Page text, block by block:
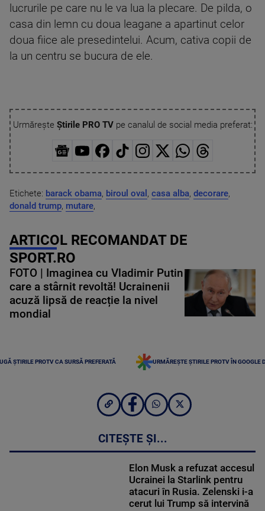
lucrurile pe care nu le va lua la plecare. De pilda, o
casa din lemn cu doua leagane a apartinut celor
doua fiice ale presedintelui. Acum, cativa copii de
la un centru se bucura de ele.
Urmărește Știrile PRO TVpe canalul de social media preferat:
Etichete: barack obama, biroul oval , casa alba, decorare,
donald trump, mutare,
ARTICOL RECOMANDAT DE
SPORT.RO
FOTO | Imaginea cu Vladimir Putin
care a stârnit revoltă! Ucrainenii
acuză lipsă de reacție la nivel
mondial
ȘTIRILE PROTV CA SURSĂ PREFERATĂ URMĂREȘTE ȘTIRILE PROTV ÎN GOOGLE
CITEȘTE ȘI...
Elon Musk a refuzat accesul
Ucrainei la Starlink pentru
atacuri în Rusia. Zelenski i-a
cerut lui Trump să intervină